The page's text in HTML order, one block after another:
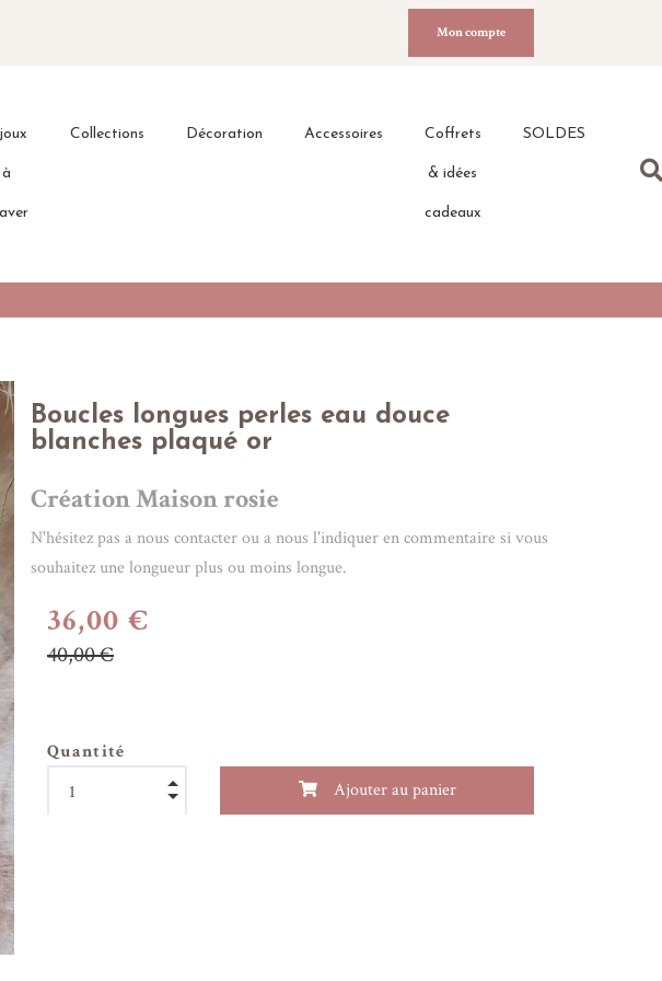
Mon compte
à
Collections Décoration Accessoires Coffrets
& idées
cadeaux
SOLDES
Boucles longues perles eau douce
blanches plaqué or
CréationMaison rosie
N'hésitez pas a nous contacter ou a nous l'indiquer en commentaire si vous
souhaitez une longueur plus ou moins longue.
36,00 €
40,00 €
Quantité
Ajouter au panier